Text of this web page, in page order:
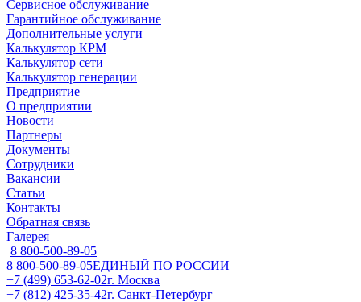
Сервисное обслуживание
Гарантийное обслуживание
Дополнительные услуги
Калькулятор КРМ
Калькулятор сети
Калькулятор генерации
Предприятие
О предприятии
Новости
Партнеры
Документы
Сотрудники
Вакансии
Статьи
Контакты
Обратная связь
Галерея
8 800-500-89-05
8 800-500-89-05ЕДИНЫЙ ПО РОССИИ
+7 (499) 653-62-02г. Москва
+7 (812) 425-35-42г. Санкт-Петербург